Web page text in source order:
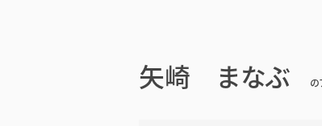
矢崎 まなぶ の